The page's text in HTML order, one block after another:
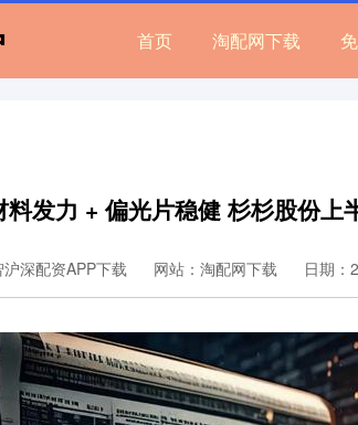
首页 淘配网下载
发力 + 偏光片稳健 杉杉股份
深配资APP下载 网站：淘配网下载 日期：